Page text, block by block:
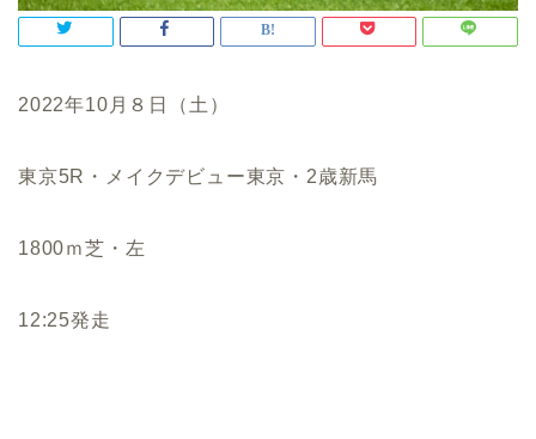
2022年10月８日（土）
東京5R・メイクデビュー東京・2歳新馬
1800ｍ芝・左
12:25発走